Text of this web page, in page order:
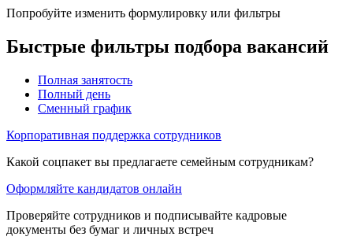
Попробуйте изменить формулировку или фильтры
Быстрые фильтры подбора вакансий
Полная занятость
Полный день
Сменный график
Корпоративная поддержка сотрудников
Какой соцпакет вы предлагаете семейным сотрудникам?
Оформляйте кандидатов онлайн
Проверяйте сотрудников и подписывайте кадровые
документы без бумаг и личных встреч